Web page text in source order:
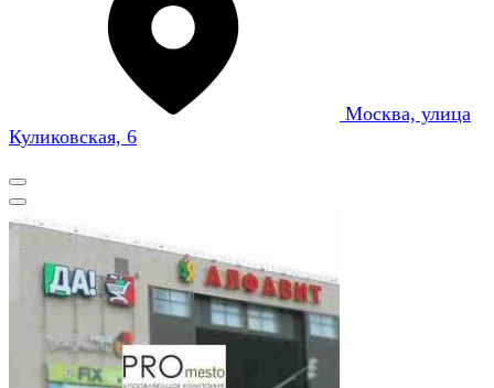
Москва, улица
Куликовская, 6